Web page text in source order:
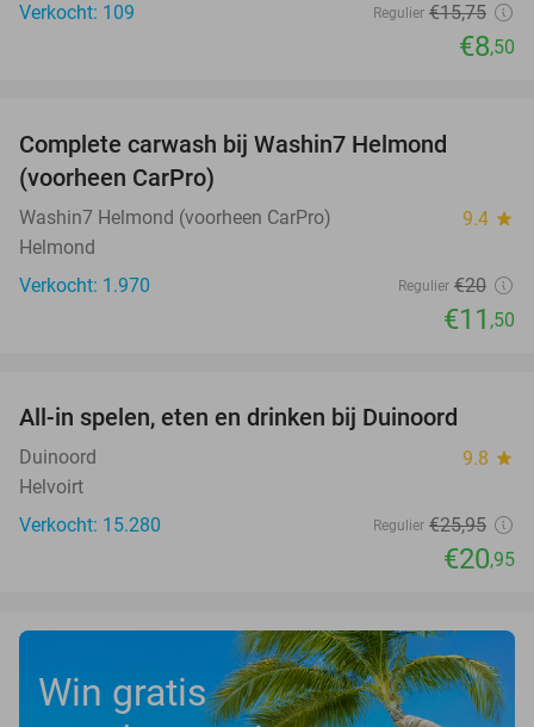
Verkocht: 109
Regulier €15,75
€8,50
Complete carwash bij Washin7 Helmond
(voorheen CarPro)
Washin7 Helmond (voorheen CarPro) 9.4 star
Helmond
Verkocht: 1.970
Regulier €20
€11 ,50
All-in spelen, eten en drinken bij Duinoord
Duinoord 9.8 star
Helvoirt
Verkocht: 15.280
Regulier €25,95
€20,95
Win gratis